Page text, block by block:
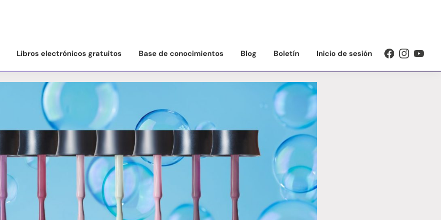
Libros electrónicos gratuitos Base de conocimientos Blog Boletín Inicio de sesión